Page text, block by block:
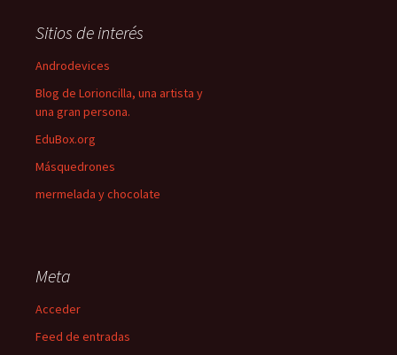
Sitios de interés
Androdevices
Blog de Lorioncilla, una artista y
una gran persona.
EduBox.org
Másquedrones
mermelada y chocolate
Meta
Acceder
Feed de entradas